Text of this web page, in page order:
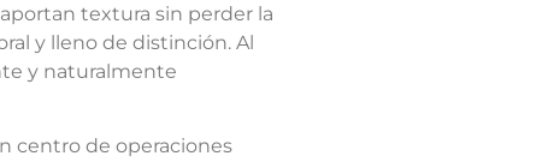
textura sin perder la
y lleno de distinción. Al
y naturalmente
centro de operaciones